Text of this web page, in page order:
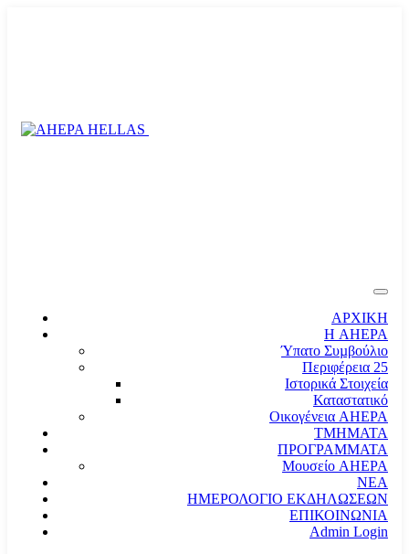
ΑΡΧΙΚΗ
Η AHEPA
Ύπατο Συµβούλιο
Περιφέρεια 25
Ιστορικά Στοιχεία
Καταστατικό
Οικογένεια AHEPA
ΤΜΗΜΑΤΑ
ΠΡΟΓΡΑΜΜΑΤΑ
Μουσείο AHEPA
ΝΕΑ
ΗΜΕΡΟΛΟΓΙΟ ΕΚΔΗΛΩΣΕΩΝ
ΕΠΙΚΟΙΝΩΝΙΑ
Admin Login